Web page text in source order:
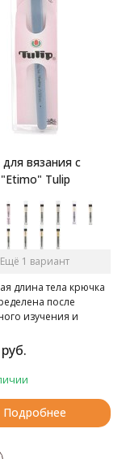
вязания с
Tulip
Ещё 1 вариант
длина тела крючка
после
изучения и
вязать
блоки при
вязании.
часть
сохранять размер
особых усилий.
все стежки
руб.
Подробнее